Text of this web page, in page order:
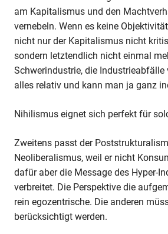
am Kapitalismus und den
vernebeln. Wenn es keine
nicht nur der Kapitalismus nicht
sondern letztendlich nicht einmal
Schwerindustrie, die Industrieabfälle
alles relativ und kann man ja ganz
Nihilismus eignet sich perfekt für
Zweitens passt der
Neoliberalismus, weil er nicht
dafür aber die Message des Hyper-
verbreitet. Die Perspektive die
rein egozentrische. Die anderen
berücksichtigt werden.